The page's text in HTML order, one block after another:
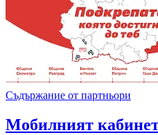
Съдържание от партньори
Мобилният